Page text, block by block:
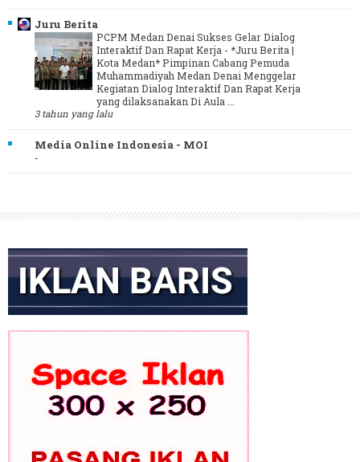
Juru Berita
PCPM Medan Denai Sukses Gelar Dialog
Interaktif Dan Rapat Kerja - *Juru Berita |
Kota Medan* Pimpinan Cabang Pemuda
Muhammadiyah Medan Denai Menggelar
Kegiatan Dialog Interaktif Dan Rapat Kerja
yang dilaksanakan Di Aula ...
3 tahun yang lalu
Media Online Indonesia - MOI
-